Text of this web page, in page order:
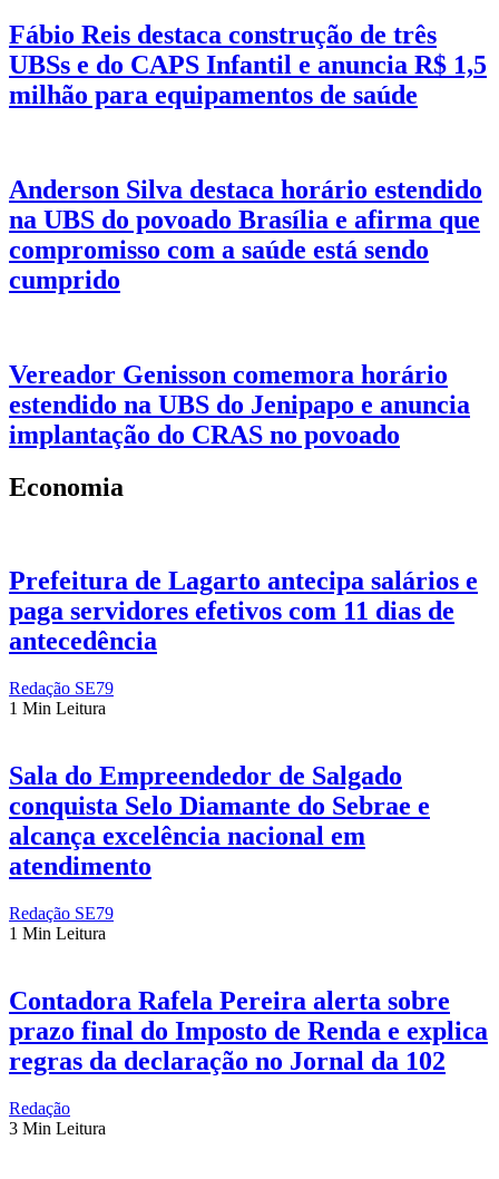
Fábio Reis destaca construção de três
UBSs e do CAPS Infantil e anuncia R$ 1,5
milhão para equipamentos de saúde
Anderson Silva destaca horário estendido
na UBS do povoado Brasília e afirma que
compromisso com a saúde está sendo
cumprido
Vereador Genisson comemora horário
estendido na UBS do Jenipapo e anuncia
implantação do CRAS no povoado
Economia
Prefeitura de Lagarto antecipa salários e
paga servidores efetivos com 11 dias de
antecedência
Redação SE79
1 Min Leitura
Sala do Empreendedor de Salgado
conquista Selo Diamante do Sebrae e
alcança excelência nacional em
atendimento
Redação SE79
1 Min Leitura
Contadora Rafela Pereira alerta sobre
prazo final do Imposto de Renda e explica
regras da declaração no Jornal da 102
Redação
3 Min Leitura